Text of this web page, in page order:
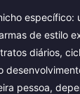
de estilo
diários,
pessoa,